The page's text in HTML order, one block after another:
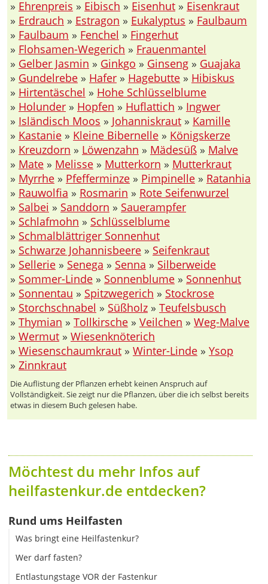
» Ehrenpreis » Eibisch » Eisenhut » Eisenkraut
» Erdrauch » Estragon » Eukalyptus » Faulbaum
» Faulbaum » Fenchel » Fingerhut
» Flohsamen-Wegerich » Frauenmantel
» Gelber Jasmin » Ginkgo » Ginseng » Guajaka
» Gundelrebe » Hafer » Hagebutte » Hibiskus
» Hirtentäschel » Hohe Schlüsselblume
» Holunder » Hopfen » Huflattich » Ingwer
» Isländisch Moos » Johanniskraut » Kamille
» Kastanie » Kleine Bibernelle » Königskerze
» Kreuzdorn » Löwenzahn » Mädesüß » Malve
» Mate » Melisse » Mutterkorn » Mutterkraut
» Myrrhe » Pfefferminze » Pimpinelle » Ratanhia
» Rauwolfia » Rosmarin » Rote Seifenwurzel
» Salbei » Sanddorn » Sauerampfer
» Schlafmohn » Schlüsselblume
» Schmalblättriger Sonnenhut
» Schwarze Johannisbeere » Seifenkraut
» Sellerie » Senega » Senna » Silberweide
» Sommer-Linde » Sonnenblume » Sonnenhut
» Sonnentau » Spitzwegerich » Stockrose
» Storchschnabel » Süßholz » Teufelsbusch
» Thymian » Tollkirsche » Veilchen » Weg-Malve
» Wermut » Wiesenknöterich
» Wiesenschaumkraut » Winter-Linde » Ysop
» Zinnkraut
Die Auflistung der Pflanzen erhebt keinen Anspruch auf
Vollständigkeit. Sie zeigt nur die Pflanzen, über die ich selbst bereits
etwas in diesem Buch gelesen habe.
Möchtest du mehr Infos auf
heilfastenkur.de entdecken?
Rund ums Heilfasten
Was bringt eine Heilfastenkur?
Wer darf fasten?
Entlastungstage VOR der Fastenkur